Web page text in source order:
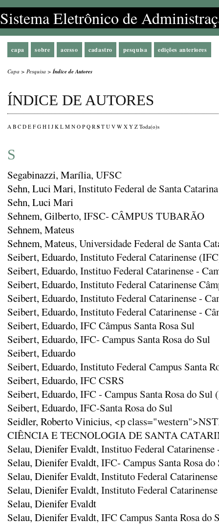
Sistema Eletrônico de
capa sobre acesso cadastro pesquisa edições anteriores
Capa > Pesquisa >Índice de Autores
ÍNDICE DE AUTORES
A B C D E F G H I J K L M N O P Q R S T U V W X Y Z Toda(o)s
S
Segabinazzi, Marília, UFSC
Sehn, Luci Mari, Instituto Federal de Santa
Sehn, Luci Mari
Sehnem, Gilberto, IFSC- CÂMPUS TUBARÃO
Sehnem, Mateus
Sehnem, Mateus, Universidade Federal de Santa
Seibert, Eduardo, Instituto Federal Catarinense
Seibert, Eduardo, Instituo Federal Catarinense -
Seibert, Eduardo, Instituto Federal Catarinense
Seibert, Eduardo, Instituto Federal Catarinense -
Seibert, Eduardo, Instituto Federal Catarinense -
Seibert, Eduardo, IFC Câmpus Santa Rosa Sul
Seibert, Eduardo, IFC- Campus Santa Rosa do Sul
Seibert, Eduardo
Seibert, Eduardo, Instituto Federal Campus Santa
Seibert, Eduardo, IFC CSRS
Seibert, Eduardo, IFC - Campus Santa Rosa do Sul
Seibert, Eduardo, IFC-Santa Rosa do Sul
Seidler, Roberto Vinicius, <p
CIÊNCIA E TECNOLOGIA DE SANTA
Selau, Dienifer Evaldt, Instituo Federal Catarinense
Selau, Dienifer Evaldt, IFC- Campus Santa Rosa do
Selau, Dienifer Evaldt, Instituto Federal
Selau, Dienifer Evaldt, Instituto Federal
Selau, Dienifer Evaldt
Selau, Dienifer Evaldt, IFC Campus Santa Rosa do